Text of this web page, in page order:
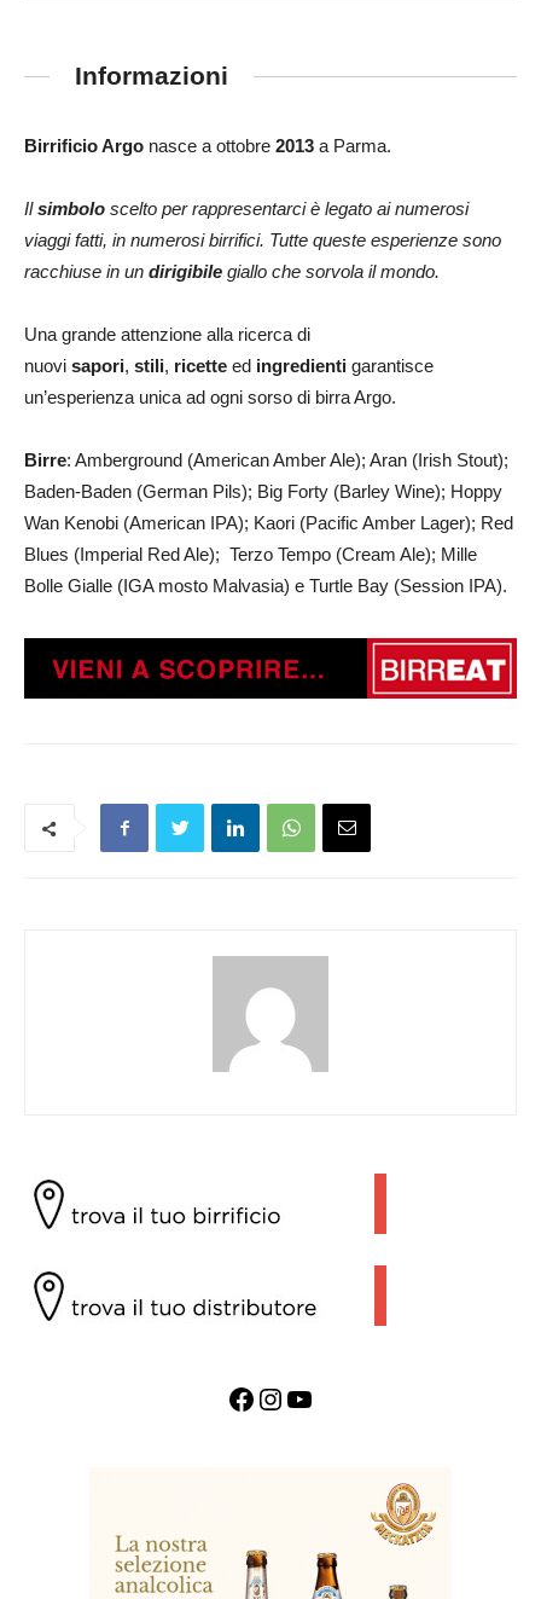
Informazioni
Birrificio Argo nasce a ottobre 2013 a Parma.
Ilsimbolo scelto per rappresentarci è legato ai numerosi
viaggi fatti, in numerosi birrifici. Tutte queste esperienze sono
racchiuse in un dirigibile giallo che sorvola il mondo.
Una grande attenzione alla ricerca di
nuovi sapori, stili, ricette ed ingredienti garantisce
un’esperienza unica ad ogni sorso di birra Argo.
Birre: Amberground (American Amber Ale); Aran (Irish Stout);
Baden-Baden (German Pils); Big Forty (Barley Wine); Hoppy
Wan Kenobi (American IPA); Kaori (Pacific Amber Lager); Red
Blues (Imperial Red Ale); Terzo Tempo (Cream Ale); Mille
Bolle Gialle (IGA mosto Malvasia) e Turtle Bay (Session IPA).
Facebook InstagramYouTube